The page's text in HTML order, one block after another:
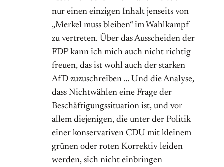
nur einen einzigen Inhalt jenseits von
„Merkel muss bleiben“ im Wahlkampf
zu vertreten. Über das Ausscheiden der
FDP kann ich mich auch nicht richtig
freuen, das ist wohl auch der starken
AfD zuzuschreiben … Und die Analyse,
dass Nichtwählen eine Frage der
Beschäftigungssituation ist, und vor
allem diejenigen, die unter der Politik
einer konservativen CDU mit kleinem
grünen oder roten Korrektiv leiden
werden, sich nicht einbringen